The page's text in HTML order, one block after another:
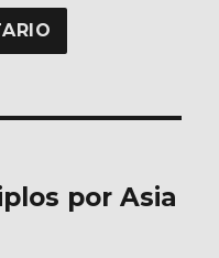
por Asia